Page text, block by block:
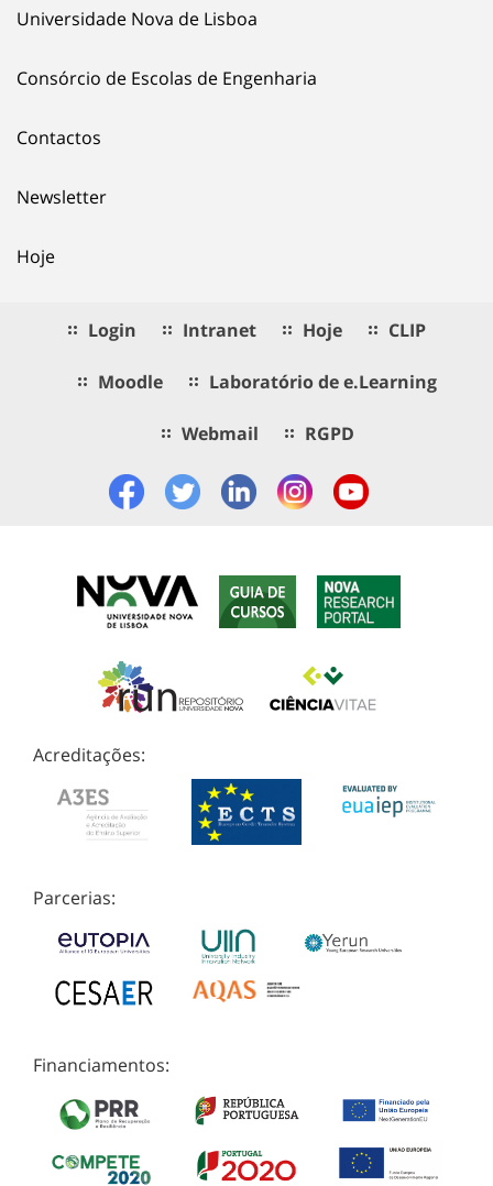
Universidade Nova de Lisboa
Consórcio de Escolas de Engenharia
Contactos
Newsletter
Hoje
Login Intranet Hoje CLIP
Moodle Laboratório de e.Learning
Webmail RGPD
Acreditações:
Parcerias:
Financiamentos: